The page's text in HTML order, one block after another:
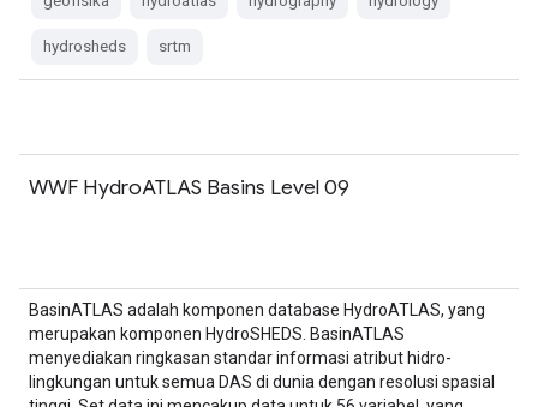
hydrosheds srtm
WWF HydroATLAS Basins Level 09
BasinATLAS adalah komponen database HydroATLAS, yang
merupakan komponen HydroSHEDS. BasinATLAS
menyediakan ringkasan standar informasi atribut hidro-
lingkungan untuk semua DAS di dunia dengan resolusi spasial